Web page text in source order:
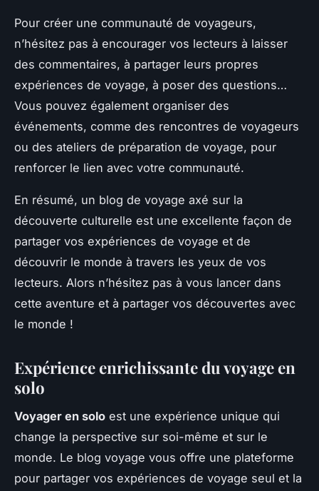
Pour créer une communauté de voyageurs,
n’hésitez pas à encourager vos lecteurs à laisser
des commentaires, à partager leurs propres
expériences de voyage, à poser des questions…
Vous pouvez également organiser des
événements, comme des rencontres de voyageurs
ou des ateliers de préparation de voyage, pour
renforcer le lien avec votre communauté.
En résumé, un blog de voyage axé sur la
découverte culturelle est une excellente façon de
partager vos expériences de voyage et de
découvrir le monde à travers les yeux de vos
lecteurs. Alors n’hésitez pas à vous lancer dans
cette aventure et à partager vos découvertes avec
le monde !
Expérience enrichissante du voyage en
solo
Voyager en solo est une expérience unique qui
change la perspective sur soi-même et sur le
monde. Le blog voyage vous offre une plateforme
pour partager vos expériences de voyage seul et la